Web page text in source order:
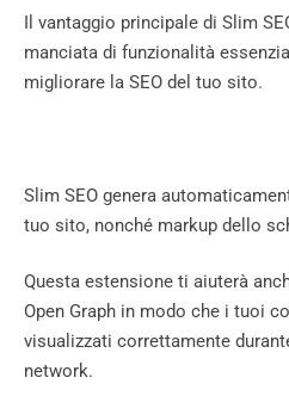
Il vantaggio principale di Slim
manciata di funzionalità
migliorare la SEO del tuo sito.
Slim SEO genera
tuo sito, nonché markup dello
Questa estensione ti aiuterà
Open Graph in modo che i tuoi
visualizzati correttamente
network.